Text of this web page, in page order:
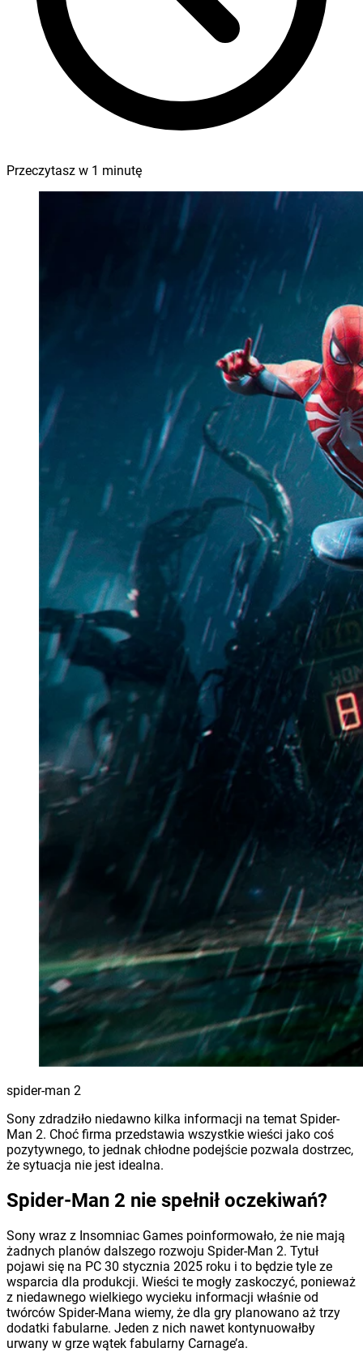
Przeczytasz w 1 minutę
spider-man 2
Sony zdradziło niedawno kilka informacji na temat Spider-
Man 2. Choć firma przedstawia wszystkie wieści jako coś
pozytywnego, to jednak chłodne podejście pozwala dostrzec,
że sytuacja nie jest idealna.
Spider-Man 2 nie spełnił oczekiwań?
Sony wraz z Insomniac Games poinformowało, że nie mają
żadnych planów dalszego rozwoju Spider-Man 2. Tytuł
pojawi się na PC 30 stycznia 2025 roku i to będzie tyle ze
wsparcia dla produkcji. Wieści te mogły zaskoczyć, ponieważ
z niedawnego wielkiego wycieku informacji właśnie od
twórców Spider-Mana wiemy, że dla gry planowano aż trzy
dodatki fabularne. Jeden z nich nawet kontynuowałby
urwany w grze wątek fabularny Carnage’a.